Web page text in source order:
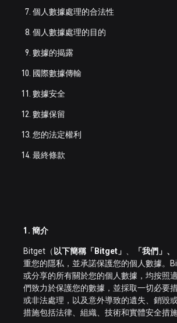
個人數據處理的合法性
個人數據處理的目的
數據的揭露
國際數據傳輸
數據安全
數據保留
您的法定權利
最終條款
1. 簡介
Bitget（ 以下簡稱「Bitget」 「我們」
重您的隱私，並承諾保護您的個人數據。
或分享的所有關於您的個人數據，均按照
們致力於保護您的數據，並採取一切必要
或非法處理，以及意外導致的遺失、銷毀
措施包括法律、組織、技術和實體安全措施